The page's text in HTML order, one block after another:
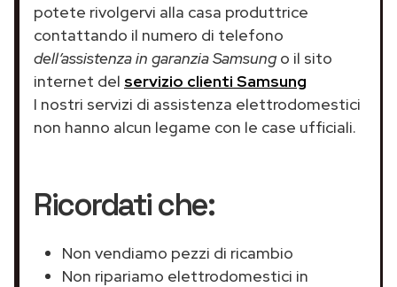
potete rivolgervi alla casa produttrice
contattando il numero di telefono
dell’assistenza in garanzia Samsung o il sito
internet del servizio clienti Samsung
I nostri servizi di assistenza elettrodomestici
non hanno alcun legame con le case ufficiali.
Ricordati che:
Non vendiamo pezzi di ricambio
Non ripariamo elettrodomestici in